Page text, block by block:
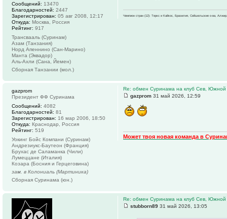
Чемпион стран (12): Теркс и Кайкос, Бразилия, Сейшельские о-ва,
Сообщений: 13470
Благодарностей: 2447
Зарегистрирован: 05 авг 2008, 12:17
Откуда: Москва, Россия
Рейтинг: 917
Трансвааль (Суринам)
Азам (Танзания)
Норд Апеннино (Сан-Марино)
Манта (Эквадор)
Аль-Ахли (Сана, Йемен)
Сборная Танзании (мол.)
Re: обмен Суринама на клуб Сев,
gazprom 31 май 2026, 12:59
Может твоя новая команда в
gazprom
Президент ФФ Суринама
Сообщений: 4082
Благодарностей: 81
Зарегистрирован: 16 мар 2006, 18:50
Откуда: Краснодар, Россия
Рейтинг: 519
Уокинг Бойс Компани (Суринам)
Андрезиукс-Баутеон (Франция)
Брухас де Саламанка (Чили)
Лумеццане (Италия)
Козара (Босния и Герцеговина)
зам. в Колониаль (Мартиника)
Сборная Суринама (юн.)
Re: обмен Суринама на клуб Сев,
stubborn89 31 май 2026, 13:05